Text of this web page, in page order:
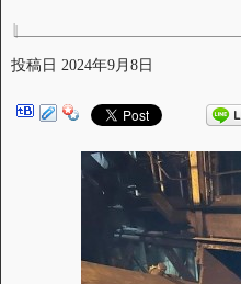
投稿日 2024年9月8日